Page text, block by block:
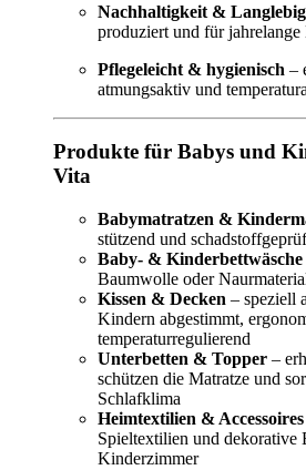
Nachhaltigkeit &
produziert und für
Pflegeleicht & hygienisch –
atmungsaktiv und
Produkte für Babys und
Vita
Babymatratzen &
stützend und
Baby- & Kinderbettwäsche
Baumwolle oder
Kissen & Decken – speziell
Kindern abgestimmt,
temperaturregulierend
Unterbetten & Topper –
schützen die Matratze und
Schlafklima
Heimtextilien & Accessoires
Spieltextilien und dekorative
Kinderzimmer